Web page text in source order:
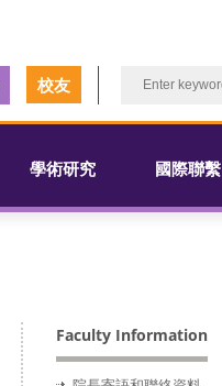
校友
學術研究 國際聯繫
Faculty Information